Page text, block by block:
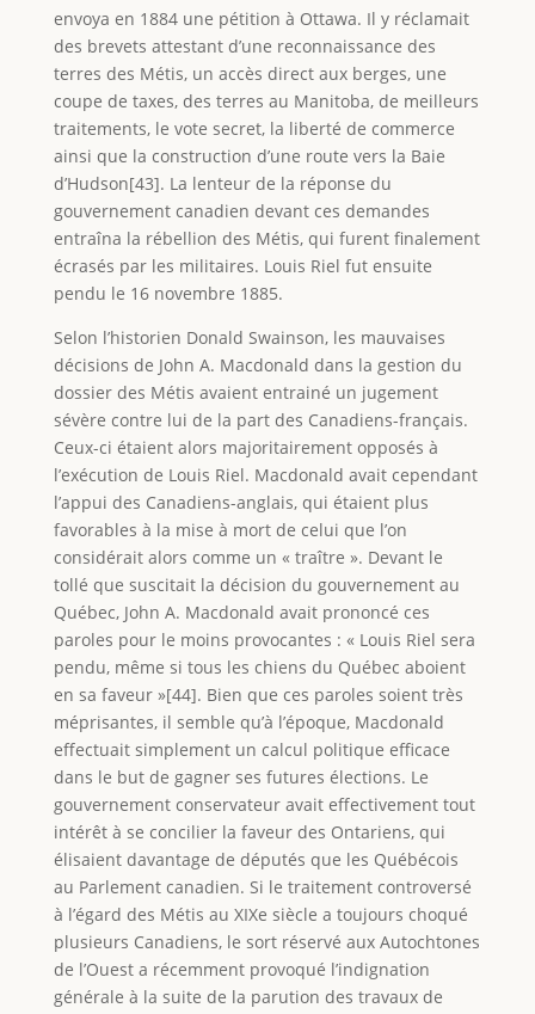
envoya en 1884 une pétition à Ottawa. Il y réclamait
des brevets attestant d’une reconnaissance des
terres des Métis, un accès direct aux berges, une
coupe de taxes, des terres au Manitoba, de meilleurs
traitements, le vote secret, la liberté de commerce
ainsi que la construction d’une route vers la Baie
d’Hudson[43]. La lenteur de la réponse du
gouvernement canadien devant ces demandes
entraîna la rébellion des Métis, qui furent finalement
écrasés par les militaires. Louis Riel fut ensuite
pendu le 16 novembre 1885.
Selon l’historien Donald Swainson, les mauvaises
décisions de John A. Macdonald dans la gestion du
dossier des Métis avaient entrainé un jugement
sévère contre lui de la part des Canadiens-français.
Ceux-ci étaient alors majoritairement opposés à
l’exécution de Louis Riel. Macdonald avait cependant
l’appui des Canadiens-anglais, qui étaient plus
favorables à la mise à mort de celui que l’on
considérait alors comme un « traître ». Devant le
tollé que suscitait la décision du gouvernement au
Québec, John A. Macdonald avait prononcé ces
paroles pour le moins provocantes : « Louis Riel sera
pendu, même si tous les chiens du Québec aboient
en sa faveur »[44]. Bien que ces paroles soient très
méprisantes, il semble qu’à l’époque, Macdonald
effectuait simplement un calcul politique efficace
dans le but de gagner ses futures élections. Le
gouvernement conservateur avait effectivement tout
intérêt à se concilier la faveur des Ontariens, qui
élisaient davantage de députés que les Québécois
au Parlement canadien. Si le traitement controversé
à l’égard des Métis au XIXe siècle a toujours choqué
plusieurs Canadiens, le sort réservé aux Autochtones
de l’Ouest a récemment provoqué l’indignation
générale à la suite de la parution des travaux de